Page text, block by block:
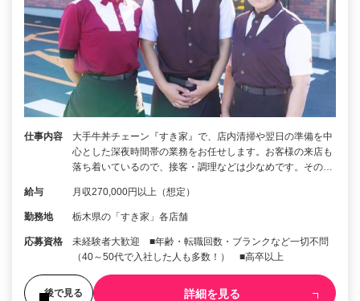
仕事内容
大手牛丼チェーン『すき家』で、店内清掃や翌日の準備を中
心とした深夜時間帯の業務をお任せします。お客様の来店も
落ち着いているので、接客・調理などは少なめです。その…
給与 月収270,000円以上（想定）
勤務地 栃木県の「すき家」各店舗
応募資格
未経験者大歓迎 ■年齢・転職回数・ブランクなど一切不問
（40～50代で入社した人も多数！） ■高卒以上
後で見る 詳細を見る